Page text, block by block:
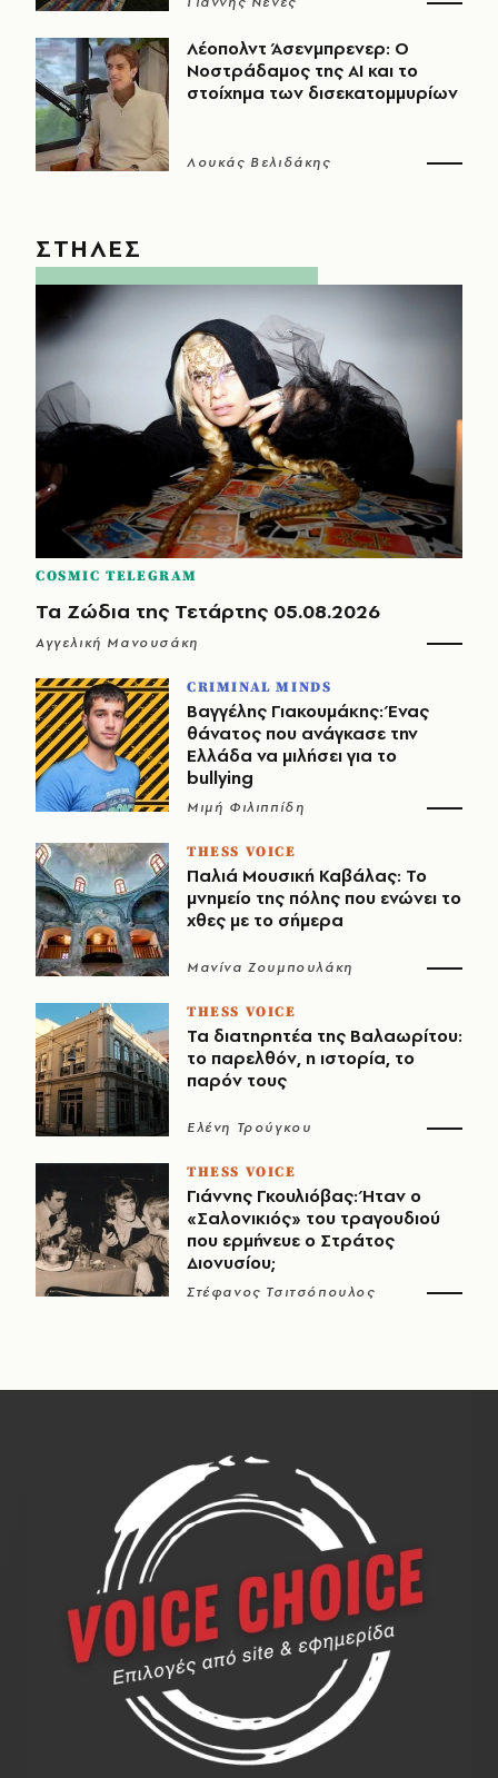
Λέοπολντ Άσενμπρενερ: Ο
Νοστράδαμος της AI και το
στοίχημα των δισεκατομμυρίων
Λουκάς Βελιδάκης
ΣΤΗΛΕΣ
COSMIC TELEGRAM
Τα Ζώδια της Τετάρτης 05.08.2026
Αγγελική Μανουσάκη
CRIMINAL MINDS
Βαγγέλης Γιακουμάκης: Ένας
θάνατος που ανάγκασε την
Ελλάδα να μιλήσει για το
bullying
Μιμή Φιλιππίδη
THESS VOICE
Παλιά Μουσική Καβάλας: Το
μνημείο της πόλης που ενώνει το
χθες με το σήμερα
Μανίνα Ζουμπουλάκη
THESS VOICE
Τα διατηρητέα της Βαλαωρίτου:
το παρελθόν, η ιστορία, το
παρόν τους
Ελένη Τρούγκου
THESS VOICE
Γιάννης Γκουλιόβας: Ήταν ο
«Σαλονικιός» του τραγουδιού
που ερμήνευε ο Στράτος
Διονυσίου;
Στέφανος Τσιτσόπουλος